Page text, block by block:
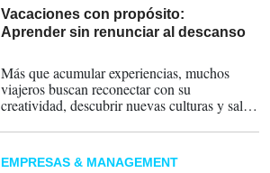
Vacaciones con propósito:
Aprender sin renunciar al descanso
Más que acumular experiencias, muchos
viajeros buscan reconectar con su
creatividad, descubrir nuevas culturas y salir
EMPRESAS & MANAGEMENT